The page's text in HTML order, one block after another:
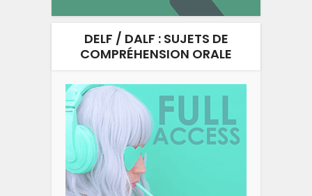
DELF / DALF : SUJETS DE
COMPRÉHENSION ORALE